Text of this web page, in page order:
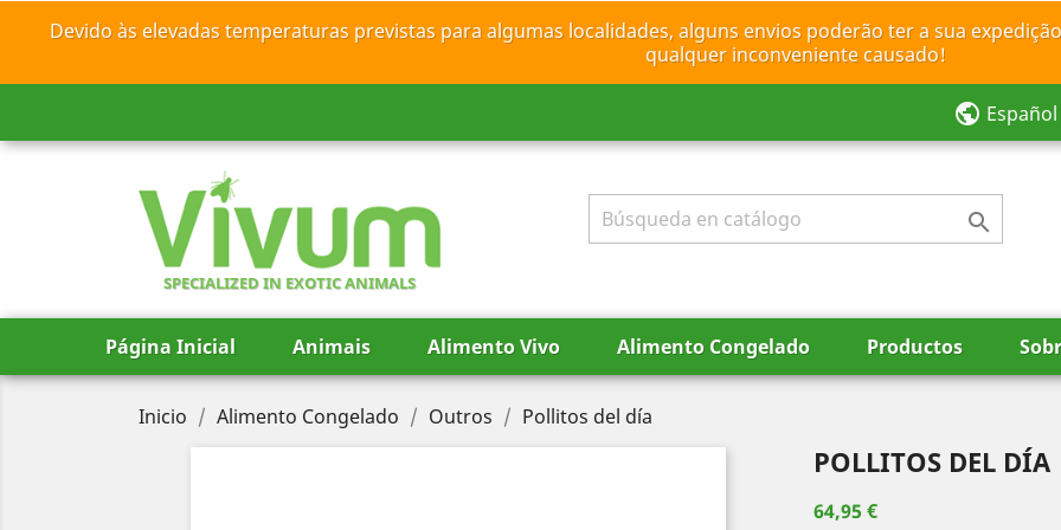
Devido às elevadas temperaturas previstas para algumas localidades, alguns envios poderão ter a sua
qualquer inconveniente causado!
public Español
SPECIALIZED IN EXOTIC ANIMALS

Página Inicial Animais Alimento Vivo Alimento Congelado Productos
Inicio Alimento Congelado Outros Pollitos del día
POLLITOS DEL DÍA
64,95 €